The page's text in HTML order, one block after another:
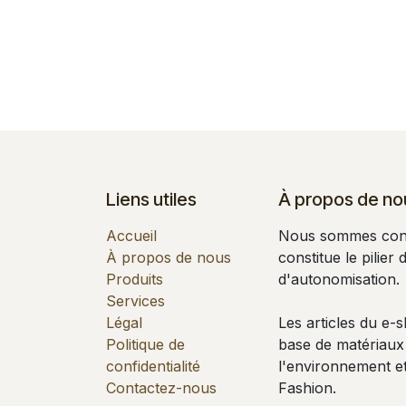
Liens utiles
Accueil
À propos de nous
Produits
Services
Légal
Politique de
confidentialité
Contactez-nous
À propos de
Nous sommes
constitue le pilier
d'autonomisation.
Les articles du e-
base de
l'environnement
Fashion.